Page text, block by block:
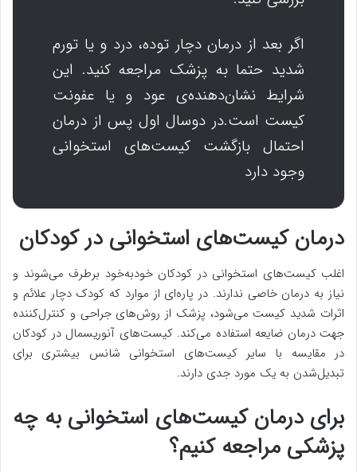
اگر بعد از درمان دچار توده، درد و یا تورم
شدید حتما به پزشک مراجعه کنید. این
شرایط نشان‌دهنده‌ی عود و یا عفونت
کیست است.در دوسال اول پس از درمان
احتمال بازگشت کیست‌های استخوانی
وجود دارد
درمان کیست‌های استخوانی در کودکان
اغلب کیست‌های استخوانی در کودکان خودبه‌خود برطرف می‌شوند و
نیاز به درمان خاصی ندارند. در پاره‌ای از موارد که کودک دچار علائم و
اثرات شدید کیست می‌شود، پزشک از روش‌های جراحی و کنترل‌کننده
جهت درمان ضایعه استفاده می‌کند. کیست‌های آنوریسمال در کودکان
در مقایسه با سایر کیست‌های استخوانی شانس بیشتری برای
تبدیل‌شدن به یک مورد جدی دارند.
برای درمان کیست‌های استخوانی به چه
پزشکی مراجعه کنیم؟